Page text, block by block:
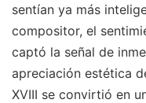
sentían ya más
compositor, el
captó la señal de
apreciación estética
XVIII se convirtió en